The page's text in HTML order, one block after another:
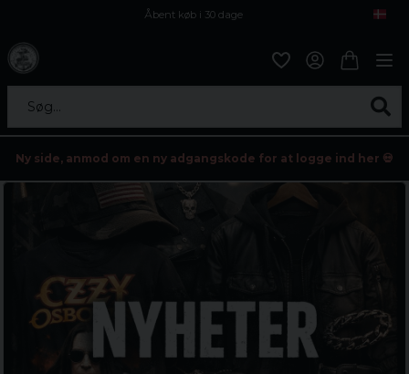
Åbent køb i 30 dage
Søg...
Ny side, anmod om en ny adgangskode for at logge ind her 💀